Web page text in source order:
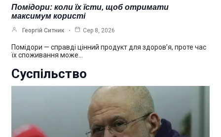
Помідори: коли їх їсти, щоб отримати
максимум користі
Георгій Ситник Сер 8, 2026
Помідори — справді цінний продукт для здоров’я, проте час
їх споживання може…
Суспільство